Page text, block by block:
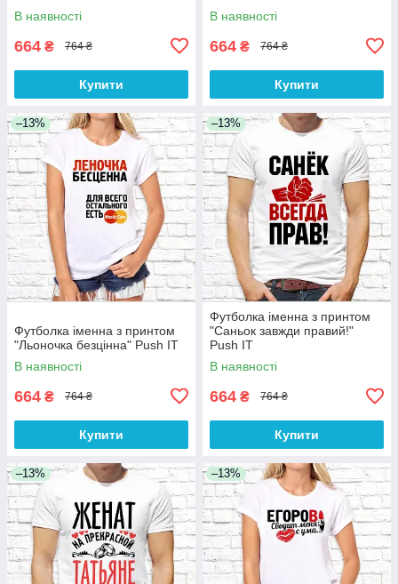
В наявності
664 ₴ 764 ₴
Купити
В наявності
664 ₴ 764 ₴
Купити
–13%
Футболка іменна з принтом
"Льоночка безцінна" Push IT
В наявності
664 ₴ 764 ₴
Купити
–13%
Футболка іменна з принтом
"Саньок завжди правий!"
Push IT
В наявності
664 ₴ 764 ₴
Купити
–13% –13%